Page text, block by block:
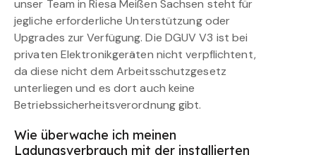
unser Team in Riesa Meißen Sachsen steht für
jegliche erforderliche Unterstützung oder
Upgrades zur Verfügung. Die DGUV V3 ist bei
privaten Elektronikgeräten nicht verpflichtent,
da diese nicht dem Arbeitsschutzgesetz
unterliegen und es dort auch keine
Betriebssicherheitsverordnung gibt.
Wie überwache ich meinen
Ladungsverbrauch mit der installierten